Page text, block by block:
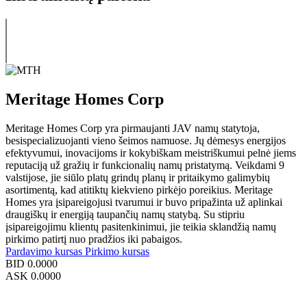
Meritage Homes Corp
Meritage Homes Corp yra pirmaujanti JAV namų statytoja,
besispecializuojanti vieno šeimos namuose. Jų dėmesys energijos
efektyvumui, inovacijoms ir kokybiškam meistriškumui pelnė jiems
reputaciją už gražių ir funkcionalių namų pristatymą. Veikdami 9
valstijose, jie siūlo platų grindų planų ir pritaikymo galimybių
asortimentą, kad atitiktų kiekvieno pirkėjo poreikius. Meritage
Homes yra įsipareigojusi tvarumui ir buvo pripažinta už aplinkai
draugiškų ir energiją taupančių namų statybą. Su stipriu
įsipareigojimu klientų pasitenkinimui, jie teikia sklandžią namų
pirkimo patirtį nuo pradžios iki pabaigos.
Pardavimo kursas Pirkimo kursas
BID 0.0000
ASK 0.0000